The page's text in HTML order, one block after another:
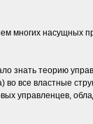
многих насущных
знать теорию
все властные
управленцев,